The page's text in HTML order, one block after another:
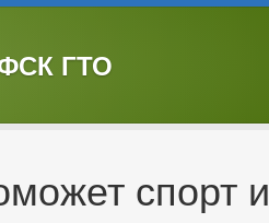
ГТО
спорт и